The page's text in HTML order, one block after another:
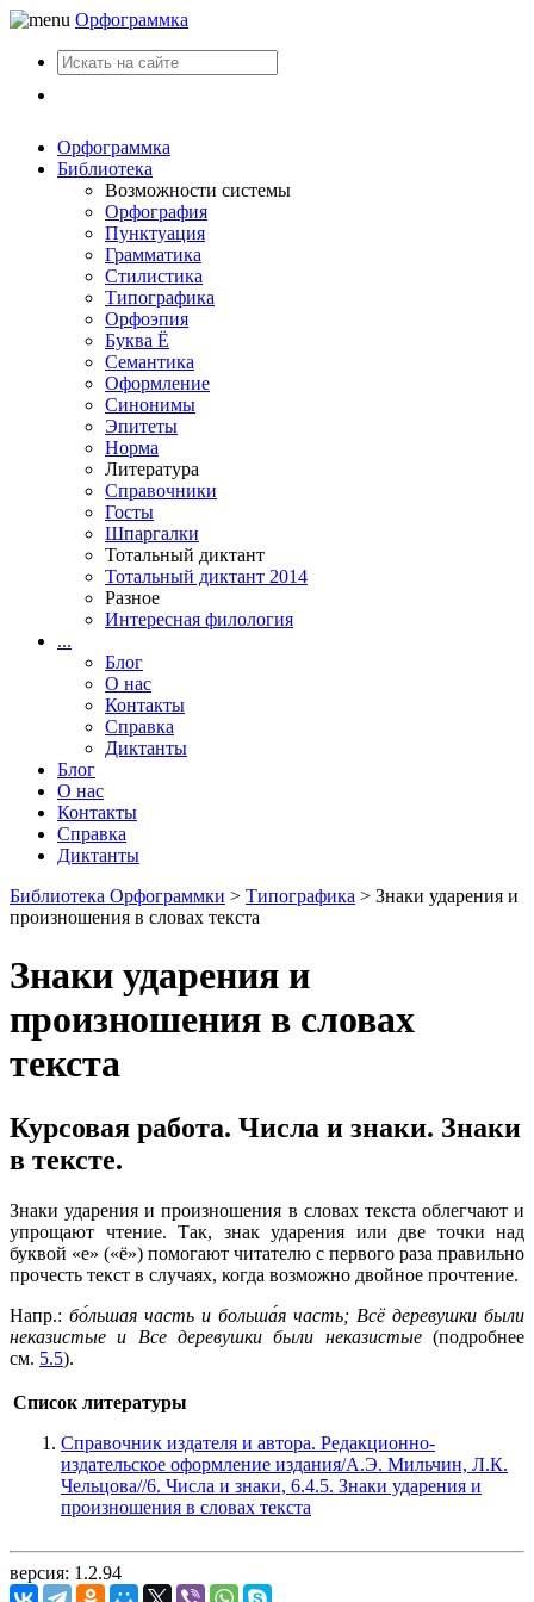
Орфограммка
Орфограммка
Библиотека
Возможности системы
Орфография
Пунктуация
Грамматика
Стилистика
Типографика
Орфоэпия
Буква Ё
Семантика
Оформление
Синонимы
Эпитеты
Норма
Литература
Справочники
Госты
Шпаргалки
Тотальный диктант
Тотальный диктант 2014
Разное
Интересная филология
...
Блог
О нас
Контакты
Справка
Диктанты
Блог
О нас
Контакты
Справка
Диктанты
Библиотека Орфограммки > Типографика > Знаки ударения и
произношения в словах текста
Знаки ударения и
произношения в словах
текста
Курсовая работа. Числа и знаки. Знаки
в тексте.
Знаки ударения и произношения в словах текста облегчают и
упрощают чтение. Так, знак ударения или две точки над
буквой «е» («ё») помогают читателю с первого раза правильно
прочесть текст в случаях, когда возможно двойное прочтение.
Напр.: бо́льшая часть и больша́я часть; Всё деревушки были
неказистые и Все деревушки были неказистые(подробнее
см. 5.5).
Список литературы
Справочник издателя и автора. Редакционно-
издательское оформление издания/А.Э. Мильчин, Л.К.
Чельцова//6. Числа и знаки, 6.4.5. Знаки ударения и
произношения в словах текста
версия: 1.2.94